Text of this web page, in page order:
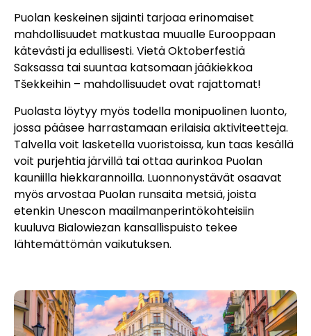
Puolan keskeinen sijainti tarjoaa erinomaiset
mahdollisuudet matkustaa muualle Eurooppaan
kätevästi ja edullisesti. Vietä Oktoberfestiä
Saksassa tai suuntaa katsomaan jääkiekkoa
Tšekkeihin – mahdollisuudet ovat rajattomat!
Puolasta löytyy myös todella monipuolinen luonto,
jossa pääsee harrastamaan erilaisia aktiviteetteja.
Talvella voit lasketella vuoristoissa, kun taas kesällä
voit purjehtia järvillä tai ottaa aurinkoa Puolan
kauniilla hiekkarannoilla. Luonnonystävät osaavat
myös arvostaa Puolan runsaita metsiä, joista
etenkin Unescon maailmanperintökohteisiin
kuuluva Bialowiezan kansallispuisto tekee
lähtemättömän vaikutuksen.